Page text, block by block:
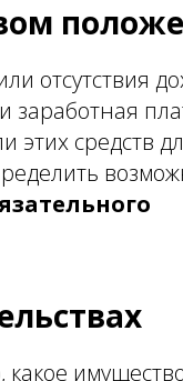
отсутствия
заработная
этих средств